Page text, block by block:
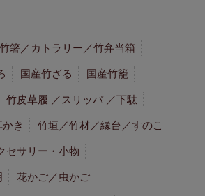
竹箸／カトラリー／竹弁当箱
国産竹ざる 国産竹籠
竹皮草履 ／スリッパ ／下駄
き 竹垣／竹材／縁台／すのこ
セサリー・小物
花かご／虫かご